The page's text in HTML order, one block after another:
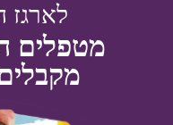
לארגז
מטפלים